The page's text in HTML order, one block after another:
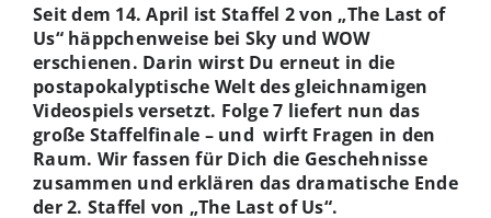
Seit dem 14. April ist Staffel 2 von „The Last of
Us“ häppchenweise bei Sky und WOW
erschienen. Darin wirst Du erneut in die
postapokalyptische Welt des gleichnamigen
Videospiels versetzt. Folge 7 liefert nun das
große Staffelfinale – und wirft Fragen in den
Raum. Wir fassen für Dich die Geschehnisse
zusammen und erklären das dramatische Ende
der 2. Staffel von „The Last of Us“.